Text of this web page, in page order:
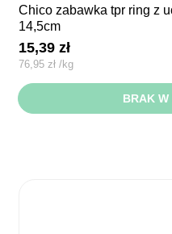
chico zabawka tpr ring z uchwytem do przeciągania
14,5cm
15,39zł
76,95zł /kg
BRAK W